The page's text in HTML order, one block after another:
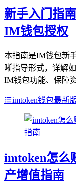
新手入门指
IM钱包授权
本指南是IM钱包新
晰指导形式，详解
IM钱包功能、保障
imtoken钱包最新
imtoken怎么
产增值指南